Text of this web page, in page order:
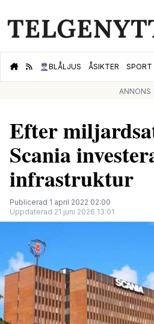
👮🏻‍♂️BLÅLJUS ÅSIKTER SPORT
ANNONS
Efter
Scania
infrastruktur
Publicerad 1 april 2022 02:00
Uppdaterad 21 juni 2026 13:01